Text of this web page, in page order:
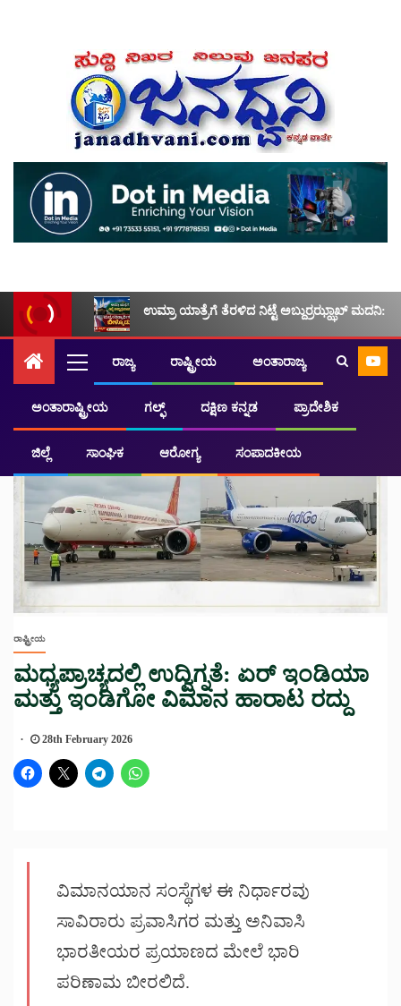
ಉಮ್ರಾ ಯಾತ್ರೆಗೆ ತೆರಳಿದ ನಿಟ್ಟೆ ಅಬ್ದುರ್ರಝ್ಝಾಖ್ ಮದನಿ:
ರಾಜ್ಯ ರಾಷ್ಟ್ರೀಯ ಅಂತಾರಾಜ್ಯ
ಅಂತಾರಾಷ್ಟ್ರೀಯ ಗಲ್ಫ್ ದಕ್ಷಿಣ ಕನ್ನಡ ಪ್ರಾದೇಶಿಕ
ಜಿಲ್ಲೆ ಸಾಂಘಿಕ ಆರೋಗ್ಯ ಸಂಪಾದಕೀಯ
ರಾಷ್ಟ್ರೀಯ
ಮಧ್ಯಪ್ರಾಚ್ಯದಲ್ಲಿ ಉದ್ವಿಗ್ನತೆ: ಏರ್ ಇಂಡಿಯಾ
ಮತ್ತು ಇಂಡಿಗೋ ವಿಮಾನ ಹಾರಾಟ ರದ್ದು
28th February 2026
ವಿಮಾನಯಾನ ಸಂಸ್ಥೆಗಳ ಈ ನಿರ್ಧಾರವು
ಸಾವಿರಾರು ಪ್ರವಾಸಿಗರ ಮತ್ತು ಅನಿವಾಸಿ
ಭಾರತೀಯರ ಪ್ರಯಾಣದ ಮೇಲೆ ಭಾರಿ
ಪರಿಣಾಮ ಬೀರಲಿದೆ.